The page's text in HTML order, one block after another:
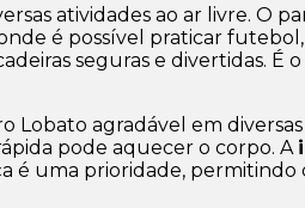
atividades ao ar livre. O
é possível praticar
seguras e divertidas. É
agradável em diversas
pode aquecer o corpo. A
é uma prioridade,